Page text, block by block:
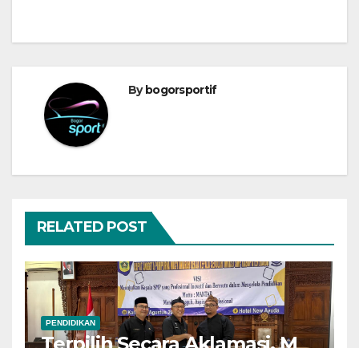
Bybogorsportif
RELATED POST
PENDIDIKAN